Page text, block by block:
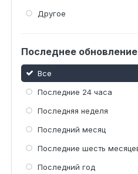
Другое
Последнее обновление
Все
Последние 24 часа
Последняя неделя
Последний месяц
Последние шесть
Последний год